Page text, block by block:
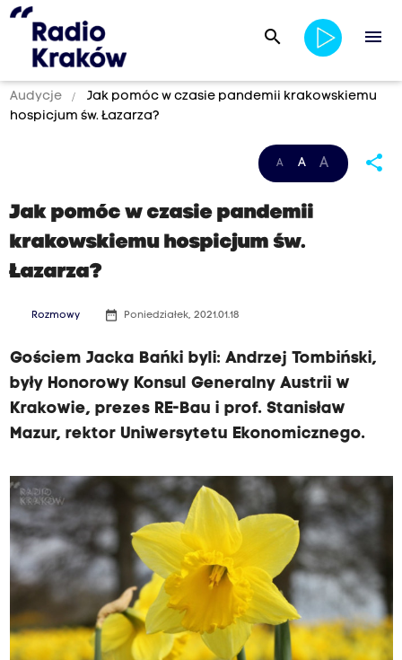
search menu
Audycje
Jak pomóc w czasie pandemii krakowskiemu
hospicjum św. Łazarza?
A A A share
Jak pomóc w czasie pandemii
krakowskiemu hospicjum św.
Łazarza?
Rozmowy date_range Poniedziałek, 2021.01.18
Gościem Jacka Bańki byli: Andrzej Tombiński,
były Honorowy Konsul Generalny Austrii w
Krakowie, prezes RE-Bau i prof. Stanisław
Mazur, rektor Uniwersytetu Ekonomicznego.